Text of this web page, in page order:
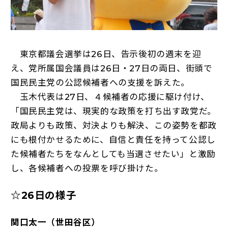
東京都議会選挙は26日、告示後初の週末を迎
え、党所属国会議員は26日・27日の両日、街頭で
国民民主党の公認候補者への支援を訴えた。
玉木代表は27日、４候補者の応援に駆け付け、
「国民民主党は、現実的な政策を打ち出す政党だ。
政局よりも政策、対決よりも解決、この姿勢を都政
にも根付かせるために、自信と責任を持って公認し
た候補者たちをなんとしても当選させたい」と激励
し、各候補者への投票を呼び掛けた。
☆26日の様子
関口太一（世田谷区）